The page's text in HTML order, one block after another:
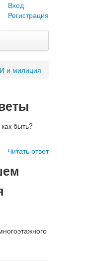
Вход
Регистрация
и милиция
быть?
Читать ответ